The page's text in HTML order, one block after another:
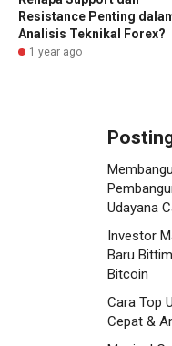
Resistance Penting
Analisis Teknikal Forex?
1 year ago
Udayana
Investor
Baru
Bitcoin
Cara Top
Cepat &